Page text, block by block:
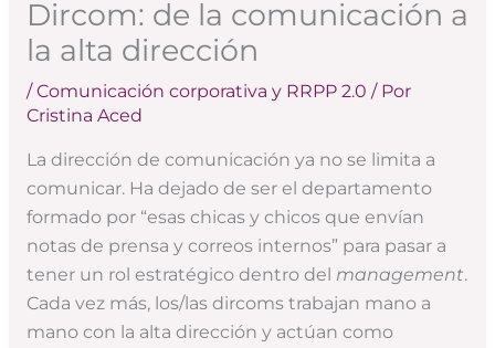
Dircom: de la comunicación a
la alta dirección
/Comunicación corporativa y RRPP 2.0 / Por
Cristina Aced
La dirección de comunicación ya no se limita a
comunicar. Ha dejado de ser el departamento
formado por “esas chicas y chicos que envían
notas de prensa y correos internos” para pasar a
tener un rol estratégico dentro del management.
Cada vez más, los/las dircoms trabajan mano a
mano con la alta dirección y actúan como